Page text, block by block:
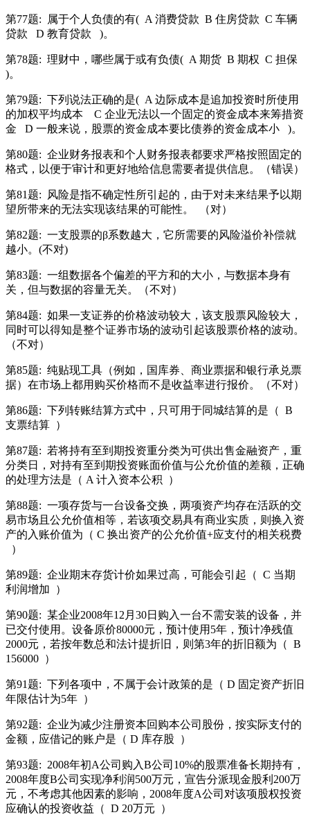
第77题: 属于个人负债的有( A 消费贷款 B 住房贷款 C 车辆
贷款
D 教育贷款 )。
第78题: 理财中，哪些属于或有负债( A 期货 B 期权 C 担保
)。
第79题: 下列说法正确的是( A 边际成本是追加投资时所使用
的加权平均成本
C 企业无法以一个固定的资金成本来筹措资
金
D 一般来说，股票的资金成本要比债券的资金成本小 )。
第80题: 企业财务报表和个人财务报表都要求严格按照固定的
格式，以便于审计和更好地给信息需要者提供信息。（错误）
第81题:
风险是指不确定性所引起的，由于对未来结果予以期
望所带来的无法实现该结果的可能性。
（对）
第82题: 一支股票的β系数越大，它所需要的风险溢价补偿就
越小。(不对)
第83题: 一组数据各个偏差的平方和的大小，与数据本身有
关，但与数据的容量无关。（不对）
第84题: 如果一支证券的价格波动较大，该支股票风险较大，
同时可以得知是整个证券市场的波动引起该股票价格的波动。
（不对）
第85题: 纯贴现工具（例如，国库券、商业票据和银行承兑票
据）在市场上都用购买价格而不是收益率进行报价。（不对）
第86题: 下列转账结算方式中，只可用于同城结算的是（ B
支票结算 ）
第87题: 若将持有至到期投资重分类为可供出售金融资产，重
分类日，对持有至到期投资账面价值与公允价值的差额，正确
的处理方法是（ A 计入资本公积
）
第88题: 一项存货与一台设备交换，两项资产均存在活跃的交
易市场且公允价值相等，若该项交易具有商业实质，则换入资
产的入账价值为（ C 换出资产的公允价值+应支付的相关税费
）
第89题: 企业期末存货计价如果过高，可能会引起（ C 当期
利润增加
）
第90题: 某企业2008年12月30日购入一台不需安装的设备，并
已交付使用。设备原价80000元，预计使用5年，预计净残值
2000元，若按年数总和法计提折旧，则第3年的折旧额为（ B
156000 ）
第91题: 下列各项中，不属于会计政策的是（ D 固定资产折旧
年限估计为5年 ）
第92题: 企业为减少注册资本回购本公司股份，按实际支付的
金额，应借记的账户是（ D 库存股
）
第93题: 2008年初A公司购入B公司10%的股票准备长期持有，
2008年度B公司实现净利润500万元，宣告分派现金股利200万
元，不考虑其他因素的影响，2008年度A公司对该项股权投资
应确认的投资收益（ D 20万元 ）